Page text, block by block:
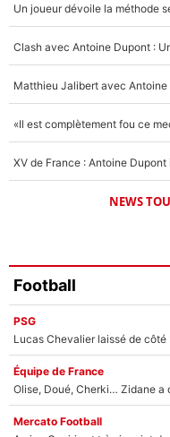
Un autre joueur
5%
NEWS
Football
PSG
Équipe de France
Mercato Football